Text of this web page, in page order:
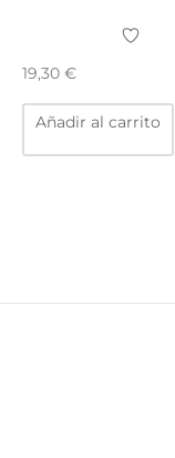
19,30 €
Añadir al carrito
ADHESIVOS
Y
TINTES Y